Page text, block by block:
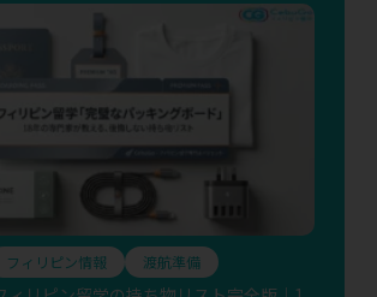
フィリピン情報 渡航準備